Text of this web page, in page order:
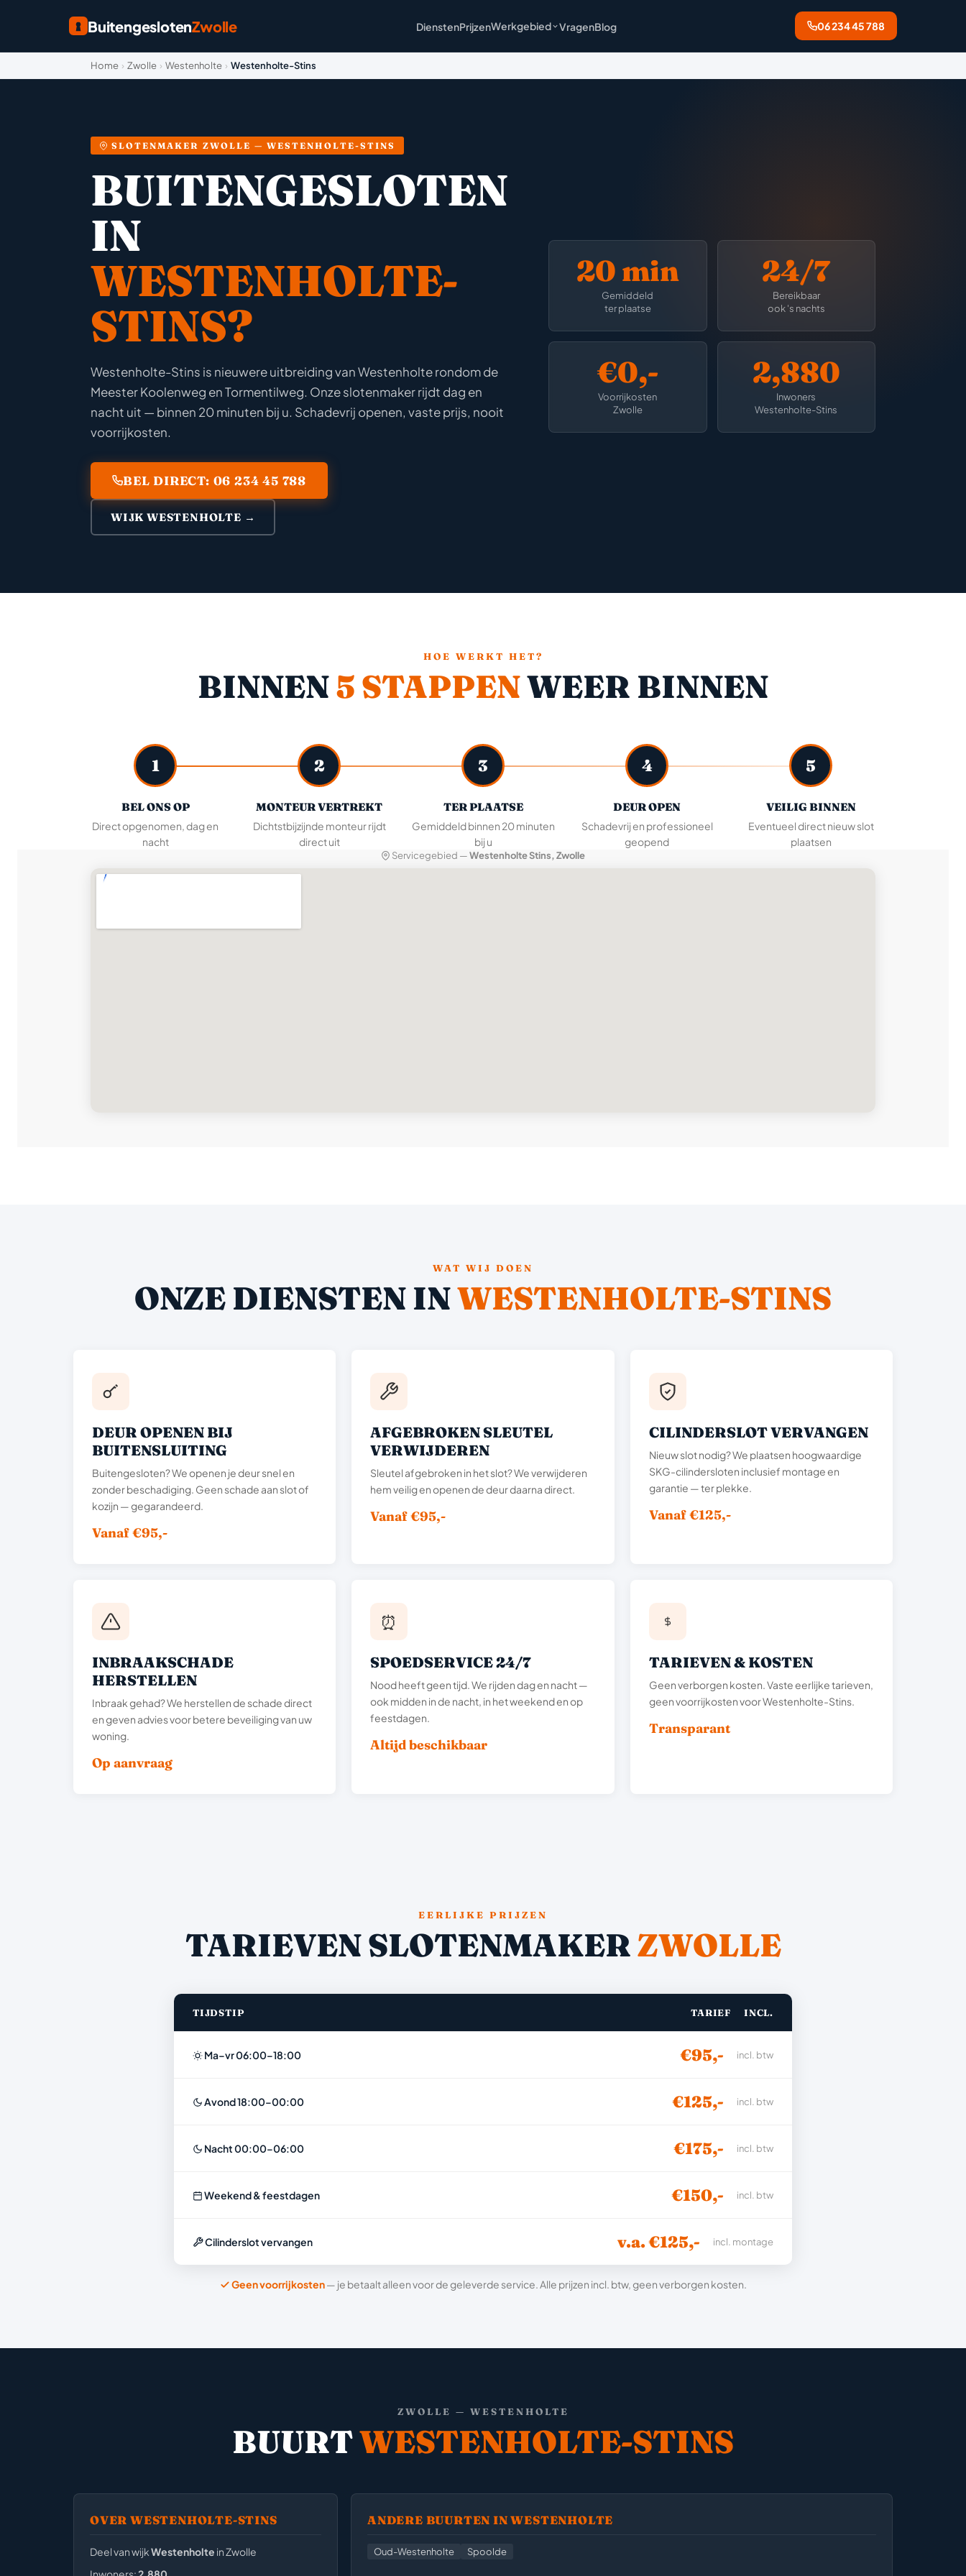
BuitengeslotenZwolle DienstenPrijzenWerkgebied VragenBlog 06 234 45 788
Home › Zwolle › Westenholte › Westenholte-Stins
SLOTENMAKER ZWOLLE — WESTENHOLTE-STINS
BUITENGESLOTEN
IN
WESTENHOLTE-
STINS?
Westenholte-Stins is nieuwere uitbreiding van Westenholte rondom de
Meester Koolenweg en Tormentilweg. Onze slotenmaker rijdt dag en
nacht uit — binnen 20 minuten bij u. Schadevrij openen, vaste prijs, nooit
voorrijkosten.
BEL DIRECT: 06 234 45 788
WIJK WESTENHOLTE →
20 min
Gemiddeld
ter plaatse
24/7
Bereikbaar
ook 's nachts
€0,-
Voorrijkosten
Zwolle
2,880
Inwoners
Westenholte-Stins
HOE WERKT HET?
BINNEN5 STAPPENWEER BINNEN
1
BEL ONS OP
Direct opgenomen, dag en
nacht
2
MONTEUR VERTREKT
Dichtstbijzijnde monteur rijdt
direct uit
3
TER PLAATSE
Gemiddeld binnen 20 minuten
bij u
4
DEUR OPEN
Schadevrij en professioneel
geopend
5
VEILIG BINNEN
Eventueel direct nieuw slot
plaatsen
Servicegebied —Westenholte Stins, Zwolle
WAT WIJ DOEN
ONZE DIENSTEN INWESTENHOLTE-STINS
DEUR OPENEN BIJ
BUITENSLUITING
Buitengesloten? We openen je deur snel en
zonder beschadiging. Geen schade aan slot of
kozijn — gegarandeerd.
Vanaf €95,-
AFGEBROKEN SLEUTEL
VERWIJDEREN
Sleutel afgebroken in het slot? We verwijderen
hem veilig en openen de deur daarna direct.
Vanaf €95,-
CILINDERSLOT VERVANGEN
Nieuw slot nodig? We plaatsen hoogwaardige
SKG-cilindersloten inclusief montage en
garantie — ter plekke.
Vanaf €125,-
INBRAAKSCHADE
HERSTELLEN
Inbraak gehad? We herstellen de schade direct
en geven advies voor betere beveiliging van uw
woning.
Op aanvraag
⏰
SPOEDSERVICE 24/7
Nood heeft geen tijd. We rijden dag en nacht —
ook midden in de nacht, in het weekend en op
feestdagen.
Altijd beschikbaar
TARIEVEN & KOSTEN
Geen verborgen kosten. Vaste eerlijke tarieven,
geen voorrijkosten voor Westenholte-Stins.
Transparant
EERLIJKE PRIJZEN
TARIEVEN SLOTENMAKERZWOLLE
TIJDSTIP TARIEF INCL.
Ma–vr 06:00–18:00 €95,- incl. btw
Avond 18:00–00:00 €125,- incl. btw
Nacht 00:00–06:00 €175,- incl. btw
Weekend & feestdagen €150,- incl. btw
Cilinderslot vervangen v.a. €125,- incl. montage
Geen voorrijkosten— je betaalt alleen voor de geleverde service. Alle prijzen incl. btw, geen verborgen kosten.
ZWOLLE — WESTENHOLTE
BUURTWESTENHOLTE-STINS
OVER WESTENHOLTE-STINS
Deel van wijkWestenholte in Zwolle
ANDERE BUURTEN IN WESTENHOLTE
Oud-Westenholte Spoolde